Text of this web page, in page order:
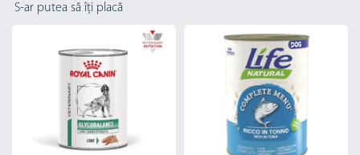
S-ar putea să îți placă